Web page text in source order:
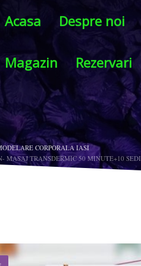
Acasa Despre noi
Magazin Rezervari
CORPORALA IASI
MASAJ TRANSDERMIC 50 MINUTE+10